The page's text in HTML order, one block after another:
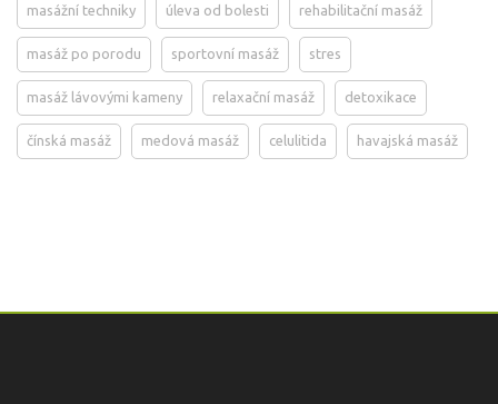
masážní techniky úleva od bolesti rehabilitační masáž
masáž po porodu sportovní masáž stres
masáž lávovými kameny relaxační masáž detoxikace
čínská masáž medová masáž celulitida havajská masáž